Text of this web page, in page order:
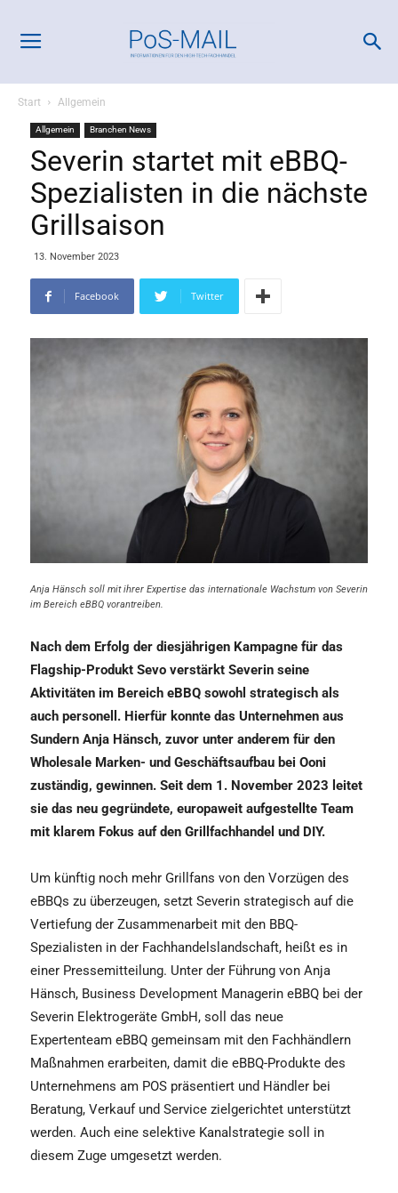
Start Allgemein
Allgemein Branchen News
Severin startet mit eBBQ-
Spezialisten in die nächste
Grillsaison
13. November 2023
Facebook Twitter
Anja Hänsch soll mit ihrer Expertise das internationale Wachstum von Severin
im Bereich eBBQ vorantreiben.
Nach dem Erfolg der diesjährigen Kampagne für das
Flagship-Produkt Sevo verstärkt Severin seine
Aktivitäten im Bereich eBBQ sowohl strategisch als
auch personell. Hierfür konnte das Unternehmen aus
Sundern Anja Hänsch, zuvor unter anderem für den
Wholesale Marken- und Geschäftsaufbau bei Ooni
zuständig, gewinnen. Seit dem 1. November 2023 leitet
sie das neu gegründete, europaweit aufgestellte Team
mit klarem Fokus auf den Grillfachhandel und DIY.
Um künftig noch mehr Grillfans von den Vorzügen des
eBBQs zu überzeugen, setzt Severin strategisch auf die
Vertiefung der Zusammenarbeit mit den BBQ-
Spezialisten in der Fachhandelslandschaft, heißt es in
einer Pressemitteilung. Unter der Führung von Anja
Hänsch, Business Development Managerin eBBQ bei der
Severin Elektrogeräte GmbH, soll das neue
Expertenteam eBBQ gemeinsam mit den Fachhändlern
Maßnahmen erarbeiten, damit die eBBQ-Produkte des
Unternehmens am POS präsentiert und Händler bei
Beratung, Verkauf und Service zielgerichtet unterstützt
werden. Auch eine selektive Kanalstrategie soll in
diesem Zuge umgesetzt werden.